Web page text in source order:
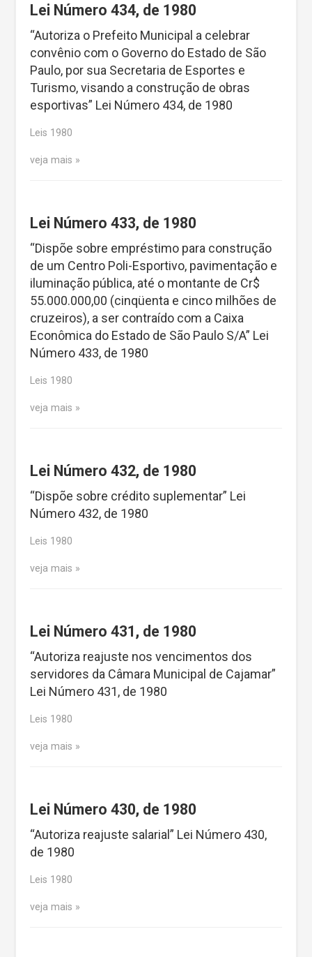
Lei Número 434, de 1980
“Autoriza o Prefeito Municipal a celebrar
convênio com o Governo do Estado de São
Paulo, por sua Secretaria de Esportes e
Turismo, visando a construção de obras
esportivas” Lei Número 434, de 1980
Leis 1980
veja mais
Lei Número 433, de 1980
“Dispõe sobre empréstimo para construção
de um Centro Poli-Esportivo, pavimentação e
iluminação pública, até o montante de Cr$
55.000.000,00 (cinqüenta e cinco milhões de
cruzeiros), a ser contraído com a Caixa
Econômica do Estado de São Paulo S/A” Lei
Número 433, de 1980
Leis 1980
veja mais
Lei Número 432, de 1980
“Dispõe sobre crédito suplementar” Lei
Número 432, de 1980
Leis 1980
veja mais
Lei Número 431, de 1980
“Autoriza reajuste nos vencimentos dos
servidores da Câmara Municipal de Cajamar”
Lei Número 431, de 1980
Leis 1980
veja mais
Lei Número 430, de 1980
“Autoriza reajuste salarial” Lei Número 430,
de 1980
Leis 1980
veja mais